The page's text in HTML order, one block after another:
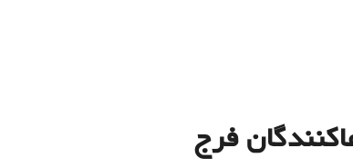
فرج